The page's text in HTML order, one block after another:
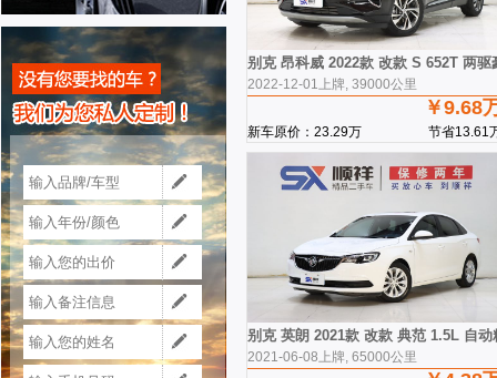
别克 昂科威 2022款 改款 S 652T 两驱
2022-12-01上牌, 39000公里
￥9.68
新车原价：23.29万 节省13.61
别克 英朗 2021款 改款 典范 1.5L 自
2021-06-08上牌, 65000公里